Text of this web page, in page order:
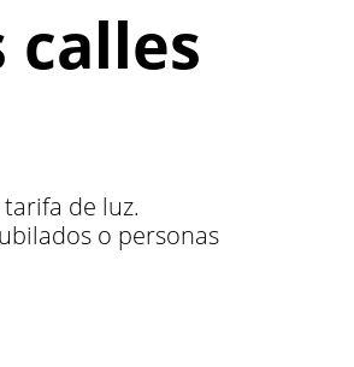
calles
de luz.
o personas